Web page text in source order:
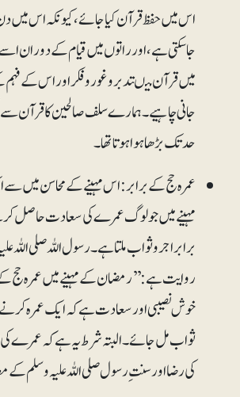
اس میں حفظ قرآن کیاجائے، کیونکہ اس میں
جاسکتی ہے، اور راتوں میں قیام کے دوران
میں قرآن میںتدبر و غور و فکر اور اس کے
جانی چاہیے۔ ہمارے سلف صالحین کاقرآن
حدتک بڑھا ہوا ہوتا تھا۔
عمرہ حج کے برابر: اس مہینے کے محاسن میں
مہینے میں جو لوگ عمرے کی سعادت حاصل
برابر اجروثواب ملتا ہے۔ رسول اللہ صلی اللہ
روایت ہے: ’’رمضان کے مہینے میں عمرہ حج
خوش نصیبی اور سعادت ہے کہ ایک عمرہ کرنے
ثواب مل جائے۔ البتہ شرط یہ ہے کہ عمرے کی
کی رضا اور سنت ِ رسول صلی اللہ علیہ وسلم کے